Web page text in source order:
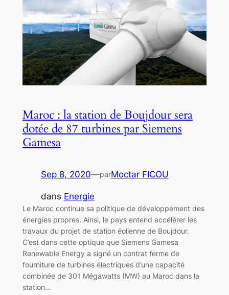
Maroc : la station de Boujdour sera
dotée de 87 turbines par Siemens
Gamesa
Sep 8, 2020—parMoctar FICOU
dans Energie
Le Maroc continue sa politique de développement des
énergies propres. Ainsi, le pays entend accélérer les
travaux du projet de station éolienne de Boujdour.
C’est dans cette optique que Siemens Gamesa
Renewable Energy a signé un contrat ferme de
fourniture de turbines électriques d’une capacité
combinée de 301 Mégawatts (MW) au Maroc dans la
station…